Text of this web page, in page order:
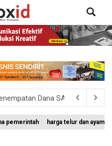
Dana SAL di Himbara
Data Transaksi
pemerintah harga telur dan ayam